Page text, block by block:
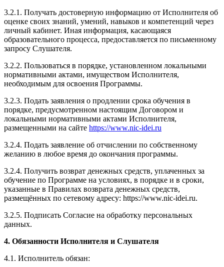
3.2.1. Получать достоверную информацию от Исполнителя об
оценке своих знаний, умений, навыков и компетенций через
личный кабинет. Иная информация, касающаяся
образовательного процесса, предоставляется по письменному
запросу Слушателя.
3.2.2. Пользоваться в порядке, установленном локальными
нормативными актами, имуществом Исполнителя,
необходимым для освоения Программы.
3.2.3. Подать заявления о продлении срока обучения в
порядке, предусмотренном настоящим Договором и
локальными нормативными актами Исполнителя,
размещенными на сайте https://www.nic-idei.ru
3.2.4. Подать заявление об отчислении по собственному
желанию в любое время до окончания программы.
3.2.4. Получить возврат денежных средств, уплаченных за
обучение по Программе на условиях, в порядке и в сроки,
указанные в Правилах возврата денежных средств,
размещённых по сетевому адресу: https://www.nic-idei.ru.
3.2.5. Подписать Согласие на обработку персональных
данных.
4. Обязанности Исполнителя и Слушателя
4.1. Исполнитель обязан: